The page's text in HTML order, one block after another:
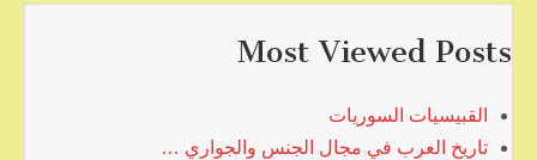
Most Viewed Posts
القبيسيات السوريات
تاريخ العرب في مجال الجنس والجواري …